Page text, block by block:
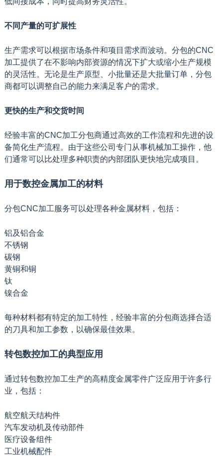
不同产量的可扩展性
生产需求可以根据市场条件和项目需求而波动。分包的CNC
加工提供了在不影响内部资源的情况下扩大或缩小生产规模
的灵活性。无论是生产原型、小批量还是大批量订单，分包
商都可以调整自己的能力来满足客户的需求。
更快的生产和交货时间
经验丰富的CNC加工分包商通过高效的工作流程和先进的设
备简化生产流程。由于这些公司专门从事机械加工操作，他
们通常可以比处理多种职责的内部团队更快地完成项目。
用于数控金属加工的材料
分包CNC加工服务可以处理各种金属材料，包括：
铝及铝合金
不锈钢
碳钢
黄铜和铜
钛
镍合金
每种材料都有特定的加工特性，经验丰富的分包商选择合适
的刀具和加工参数，以确保最佳效果。
转包数控加工的典型应用
通过转包数控加工生产的高精度金属零件广泛应用于许多行
业，包括：
航空航天结构件
汽车发动机及传动部件
医疗设备组件
工业机械配件